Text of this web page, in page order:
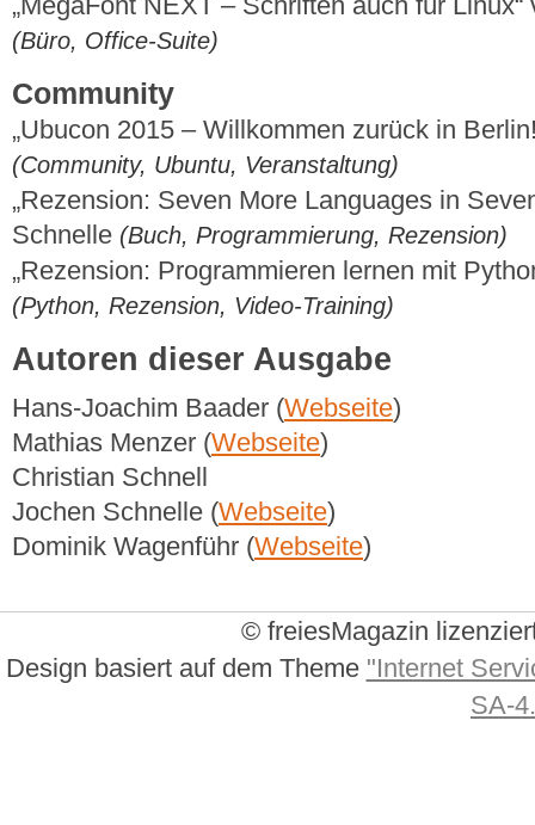
(Büro, Office-Suite)
Community
„Ubucon 2015 – Willkommen zurück in
(Community, Ubuntu, Veranstaltung)
„Rezension: Seven More Languages in
Schnelle (Buch, Programmierung, Rezension)
„Rezension: Programmieren lernen mit
(Python, Rezension, Video-Training)
Autoren dieser Ausgabe
Hans-Joachim Baader (Webseite)
Mathias Menzer (Webseite)
Christian Schnell
Jochen Schnelle (Webseite)
Dominik Wagenführ (Webseite)
© freiesMagazin
Design basiert auf dem Theme "Internet
SA-